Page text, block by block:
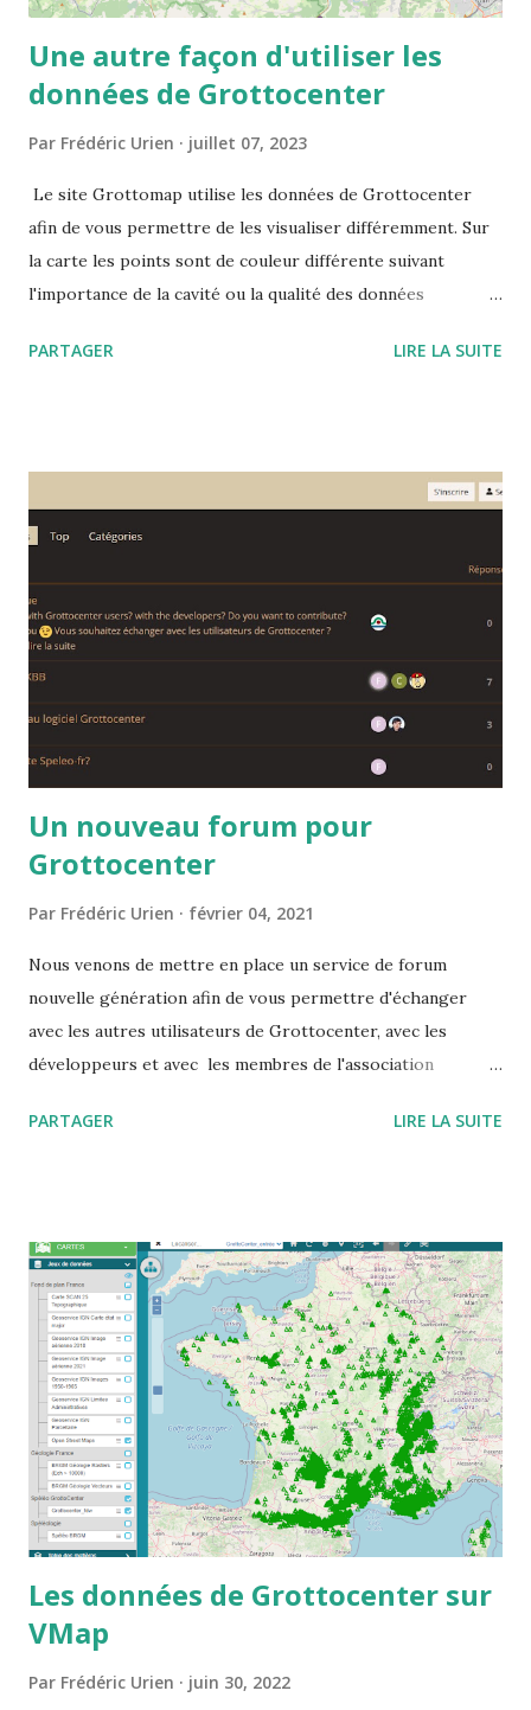
Une autre façon d'utiliser les
données de Grottocenter
Par Frédéric Urien juillet 07, 2023
Le site Grottomap utilise les données de Grottocenter
afin de vous permettre de les visualiser différemment. Sur
la carte les points sont de couleur différente suivant
l'importance de la cavité ou la qualité des données
détaillées mais également les cavités à proximité ou des
PARTAGER LIRE LA SUITE
Un nouveau forum pour
Grottocenter
Par Frédéric Urien février 04, 2021
Nous venons de mettre en place un service de forum
nouvelle génération afin de vous permettre d'échanger
avec les autres utilisateurs de Grottocenter, avec les
développeurs et avec les membres de l'association
est https://grottocenter.discourse.group/
PARTAGER LIRE LA SUITE
Les données de Grottocenter sur
VMap
Par Frédéric Urien juin 30, 2022